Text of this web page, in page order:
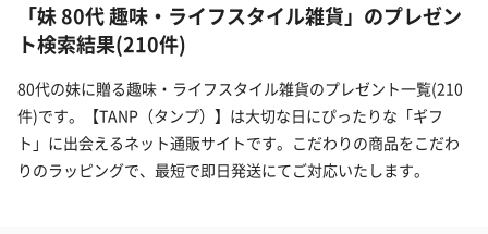
「妹 80代 趣味・ライフスタイル雑貨」のプレゼン
ト検索結果(210件)
80代の妹に贈る趣味・ライフスタイル雑貨のプレゼント一覧(210
件)です。【TANP（タンプ）】は大切な日にぴったりな「ギフ
ト」に出会えるネット通販サイトです。こだわりの商品をこだわ
りのラッピングで、最短で即日発送にてご対応いたします。